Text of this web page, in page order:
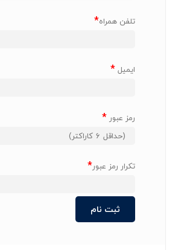
تلفن همراه*
ایمیل*
رمز عبور *
تکرار رمز عبور*